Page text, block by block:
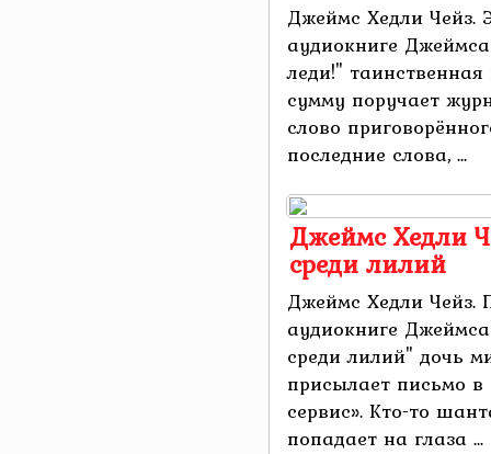
Джеймс Хедли Чейз.
аудиокниге
леди!"
сумму поручает
слово
последние слова, ...
Джеймс Хедли
среди лилий
Джеймс Хедли Чейз.
аудиокниге
среди лилий" дочь
присылает письмо в
сервис». Кто-то
попадает на глаза ...